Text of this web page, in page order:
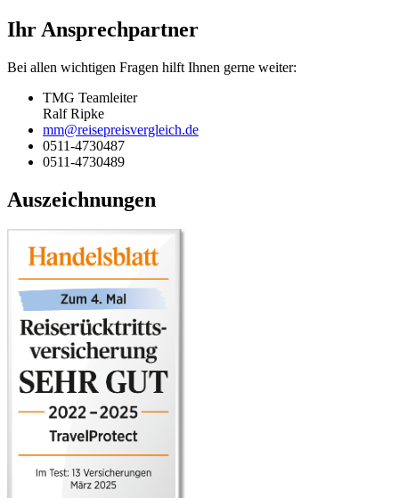
Ihr Ansprechpartner
Bei allen wichtigen Fragen hilft Ihnen gerne weiter:
TMG Teamleiter
Ralf Ripke
mm@reisepreisvergleich.de
0511-4730487
0511-4730489
Auszeichnungen